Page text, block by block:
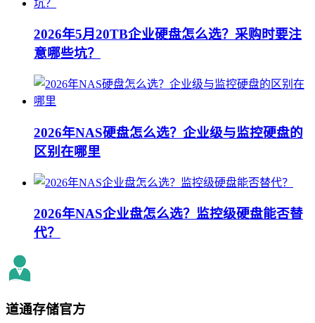
2026年5月20TB企业硬盘怎么选？采购时要注
意哪些坑？
2026年NAS硬盘怎么选？企业级与监控硬盘的
区别在哪里
2026年NAS企业盘怎么选？监控级硬盘能否替
代？
道通存储官方